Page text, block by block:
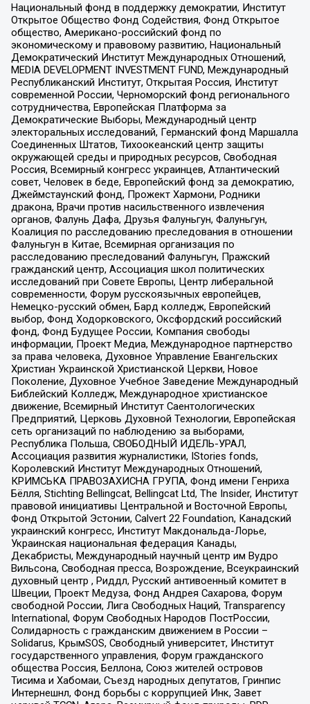
Национальный фонд в поддержку демократии, Институт
Открытое Общество Фонд Содействия, Фонд Открытое
общество, Американо-российский фонд по
экономическому и правовому развитию, Национальный
Демократический Институт Международных Отношений,
MEDIA DEVELOPMENT INVESTMENT FUND, Международный
Республиканский Институт, Открытая Россия, Институт
современной России, Черноморский фонд регионального
сотрудничества, Европейская Платформа за
Демократические Выборы, Международный центр
электоральных исследований, Германский фонд Маршалла
Соединенных Штатов, Тихоокеанский центр защиты
окружающей среды и природных ресурсов, Свободная
Россия, Всемирный конгресс украинцев, Атлантический
совет, Человек в беде, Европейский фонд за демократию,
Джеймстаунский фонд, Прожект Хармони, Родники
дракона, Врачи против насильственного извлечения
органов, Фалунь Дафа, Друзья Фалуньгун, Фалуньгун,
Коалиция по расследованию преследования в отношении
Фалуньгун в Китае, Всемирная организация по
расследованию преследований Фалуньгун, Пражский
гражданский центр, Ассоциация школ политических
исследований при Совете Европы, Центр либеральной
современности, Форум русскоязычных европейцев,
Немецко-русский обмен, Бард колледж, Европейский
выбор, Фонд Ходорковского, Оксфордский российский
фонд, Фонд Будущее России, Компания свободы
информации, Проект Медиа, Международное партнерство
за права человека, Духовное Управление Евангельских
Христиан Украинской Христианской Церкви, Новое
Поколение, Духовное Учебное Заведение Международный
Библейский Колледж, Международное христианское
движение, Всемирный Институт Саентологических
Предприятий, Церковь Духовной Технологии, Европейская
сеть организаций по наблюдению за выборами,
Республика Польша, СВОБОДНЫЙ ИДЕЛЬ-УРАЛ,
Ассоциация развития журналистики, IStories fonds,
Королевский Институт Международных Отношений,
КРИМСЬКА ПРАВОЗАХИСНА ГРУПА, Фонд имени Генриха
Бёлля, Stichting Bellingcat, Bellingcat Ltd, The Insider, Институт
правовой инициативы Центральной и Восточной Европы,
Фонд Открытой Эстонии, Calvert 22 Foundation, Канадский
украинский конгресс, Институт Макдональда-Лорье,
Украинская национальная федерация Канады,
Декабристы, Международный научный центр им Вудро
Вильсона, Свободная пресса, Возрождение, Всеукраинский
духовный центр , Риддл, Русский антивоенный комитет в
Швеции, Проект Медуза, Фонд Андрея Сахарова, Форум
свободной России, Лига Свободных Наций, Transparеncy
International, Форум Свободных Народов ПостРоссии,
Солидарность с гражданским движением в России –
Solidarus, КрымSOS, Свободный университет, Институт
государственного управления, Форум гражданского
общества Россия, Беллона, Союз жителей островов
Тисима и Хабомаи, Съезд народных депутатов, Гринпис
Интернешнл, Фонд борьбы с коррупцией Инк, Завет